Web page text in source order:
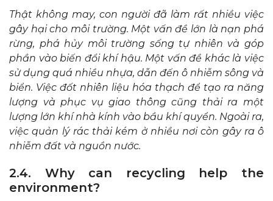
Thật không may, con người đã làm rất nhiều việc
gây hại cho môi trường. Một vấn đề lớn là nạn phá
rừng, phá hủy môi trường sống tự nhiên và góp
phần vào biến đổi khí hậu. Một vấn đề khác là việc
sử dụng quá nhiều nhựa, dẫn đến ô nhiễm sông và
biển. Việc đốt nhiên liệu hóa thạch để tạo ra năng
lượng và phục vụ giao thông cũng thải ra một
lượng lớn khí nhà kính vào bầu khí quyển. Ngoài ra,
việc quản lý rác thải kém ở nhiều nơi còn gây ra ô
nhiễm đất và nguồn nước.
2.4. Why can recycling help the
environment?